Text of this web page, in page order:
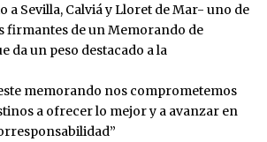
a Sevilla, Calviá y Lloret de Mar- uno de
firmantes de un Memorando de
da un peso destacado a la
memorando nos comprometemos
a ofrecer lo mejor y a avanzar en